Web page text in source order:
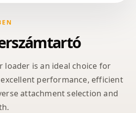
loader is an ideal choice for
performance, efficient
attachment selection and